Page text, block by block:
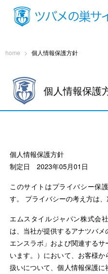
home > 個人情報保護方針
個人情報保護
個人情報保護方針
制定日 2023年05月01日
このサイトはプライバシー保
す。 プライバシーの考え方は、
エムスタイルジャパン株式会
は、当社が提供するアナツバ
エンスラボ」および関連する
います。）において、お客様
扱いについて、個人情報保護